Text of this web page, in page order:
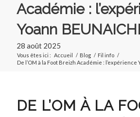
Académie :
Yoann
28 août 2025
Vous êtes ici : Accueil / Blog / Fil info /
De l’OM à la Foot Breizh Académie : l’expérience
DE L’OM À LA